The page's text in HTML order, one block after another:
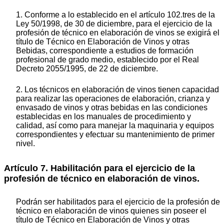
1. Conforme a lo establecido en el artículo 102.tres de la
Ley 50/1998, de 30 de diciembre, para el ejercicio de la
profesión de técnico en elaboración de vinos se exigirá el
título de Técnico en Elaboración de Vinos y otras
Bebidas, correspondiente a estudios de formación
profesional de grado medio, establecido por el Real
Decreto 2055/1995, de 22 de diciembre.
2. Los técnicos en elaboración de vinos tienen capacidad
para realizar las operaciones de elaboración, crianza y
envasado de vinos y otras bebidas en las condiciones
establecidas en los manuales de procedimiento y
calidad, así como para manejar la maquinaria y equipos
correspondientes y efectuar su mantenimiento de primer
nivel.
Artículo 7. Habilitación para el ejercicio de la
profesión de técnico en elaboración de vinos.
Podrán ser habilitados para el ejercicio de la profesión de
técnico en elaboración de vinos quienes sin poseer el
título de Técnico en Elaboración de Vinos y otras